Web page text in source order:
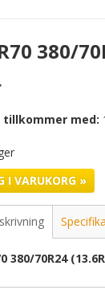
380/
med:
I VARUKORG »
380/70R24